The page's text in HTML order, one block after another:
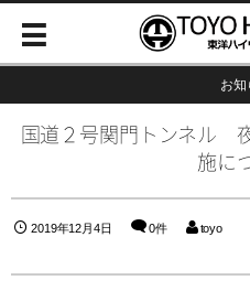
お知
国道２号関門トンネル
施に
2019年12月4日 0件 toyo